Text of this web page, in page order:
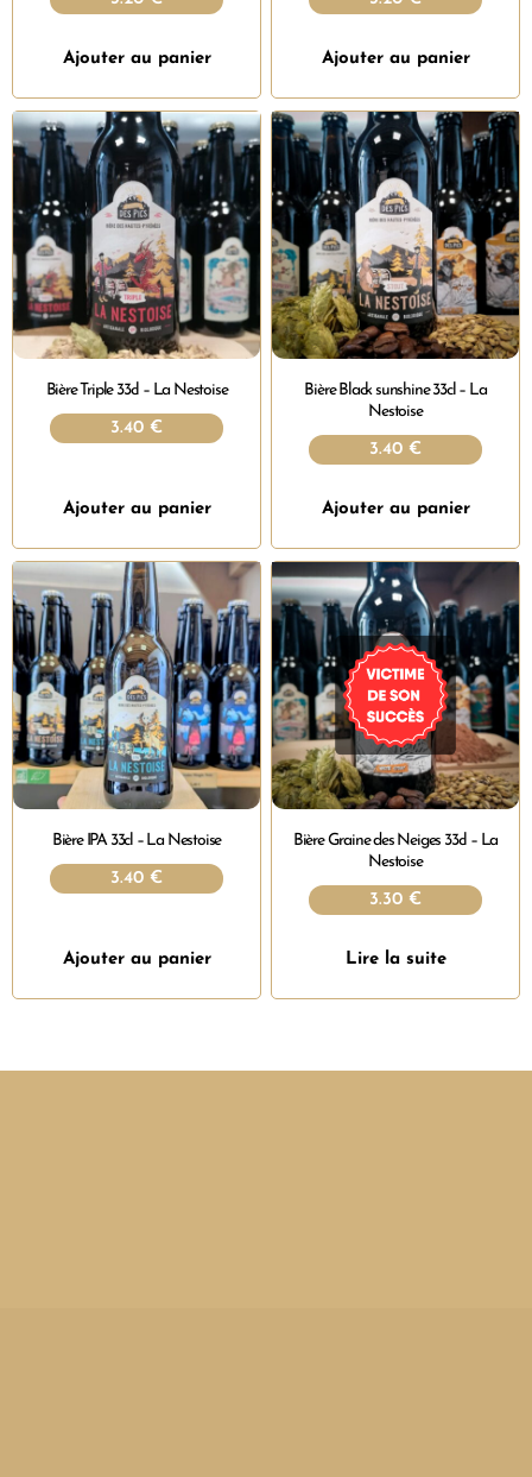
Ajouter au panier Ajouter au panier
Bière Triple 33cl – La Nestoise
3.40 €
Ajouter au panier
Bière Black sunshine 33cl – La
Nestoise
3.40 €
Ajouter au panier
Bière IPA 33cl – La Nestoise
3.40 €
Ajouter au panier
Bière Graine des Neiges 33cl – La
Nestoise
3.30 €
Lire la suite